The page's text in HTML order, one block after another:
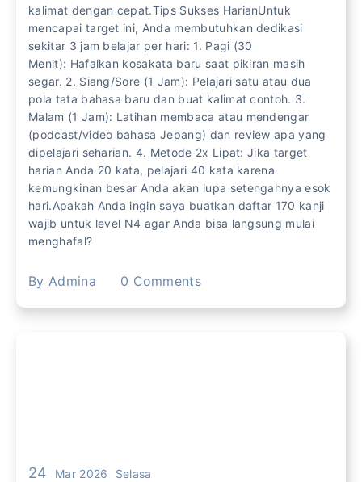
kalimat dengan cepat.Tips Sukses HarianUntuk
mencapai target ini, Anda membutuhkan dedikasi
sekitar 3 jam belajar per hari: 1. Pagi (30
Menit): Hafalkan kosakata baru saat pikiran masih
segar. 2. Siang/Sore (1 Jam): Pelajari satu atau dua
pola tata bahasa baru dan buat kalimat contoh. 3.
Malam (1 Jam): Latihan membaca atau mendengar
(podcast/video bahasa Jepang) dan review apa yang
dipelajari seharian. 4. Metode 2x Lipat: Jika target
harian Anda 20 kata, pelajari 40 kata karena
kemungkinan besar Anda akan lupa setengahnya esok
hari.Apakah Anda ingin saya buatkan daftar 170 kanji
wajib untuk level N4 agar Anda bisa langsung mulai
menghafal?
By Admina 0 Comments
24 Mar 2026 Selasa